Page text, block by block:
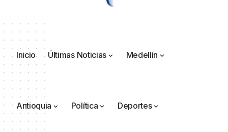
Inicio Últimas Noticias Medellín
Antioquia Política Deportes